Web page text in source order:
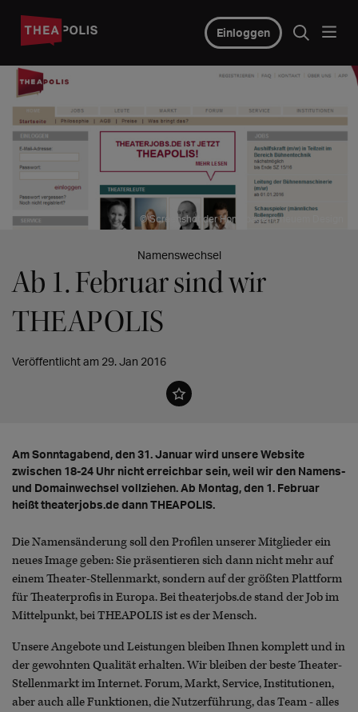
Einloggen
© Screenshot der Homepage in neuem Design
Namenswechsel
Ab 1. Februar sind wir
THEAPOLIS
Veröffentlicht am 29. Jan 2016
Am Sonntagabend, den 31. Januar wird unsere Website
zwischen 18-24 Uhr nicht erreichbar sein, weil wir den Namens-
und Domainwechsel vollziehen. Ab Montag, den 1. Februar
heißt theaterjobs.de dann THEAPOLIS.
Die Namensänderung soll den Profilen unserer Mitglieder ein
neues Image geben: Sie präsentieren sich dann nicht mehr auf
einem Theater-Stellenmarkt, sondern auf der größten Plattform
für Theaterprofis in Europa. Bei theaterjobs.de stand der Job im
Mittelpunkt, bei THEAPOLIS ist es der Mensch.
Unsere Angebote und Leistungen bleiben Ihnen komplett und in
der gewohnten Qualität erhalten. Wir bleiben der beste Theater-
Stellenmarkt im Internet. Forum, Markt, Service, Institutionen,
aber auch alle Funktionen, die Nutzerführung, das Team - alles